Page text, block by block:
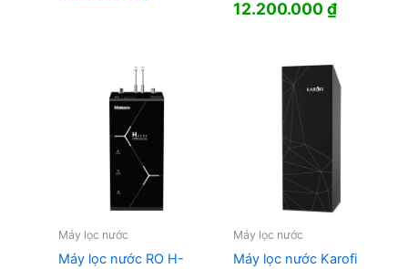
Giá
16.900.000 ₫.
12.200.000₫Giá
là:
Máy lọc nước
Máy lọc nước RO H-
Máy lọc nước
Máy lọc nước Karofi